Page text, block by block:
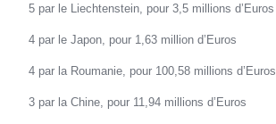
5 par le Liechtenstein, pour 3,5 millions d’Euros
4 par le Japon, pour 1,63 million d’Euros
4 par la Roumanie, pour 100,58 millions d’Euros
3 par la Chine, pour 11,94 millions d’Euros